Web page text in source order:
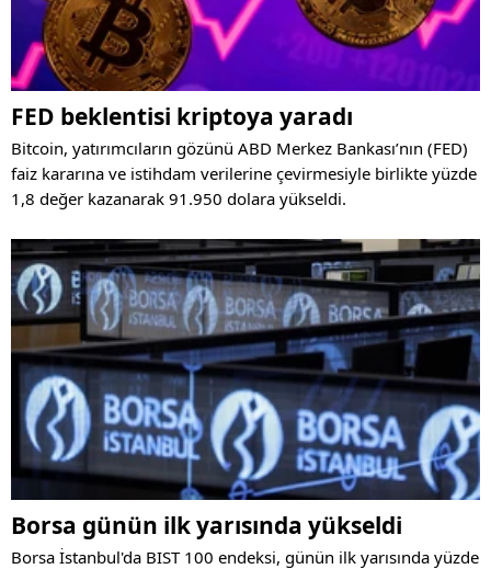
FED beklentisi kriptoya yaradı
Bitcoin, yatırımcıların gözünü ABD Merkez Bankası’nın (FED)
faiz kararına ve istihdam verilerine çevirmesiyle birlikte yüzde
1,8 değer kazanarak 91.950 dolara yükseldi.
Borsa günün ilk yarısında yükseldi
Borsa İstanbul'da BIST 100 endeksi, günün ilk yarısında yüzde